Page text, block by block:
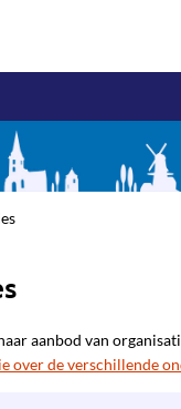
aanbod van
over de verschillende